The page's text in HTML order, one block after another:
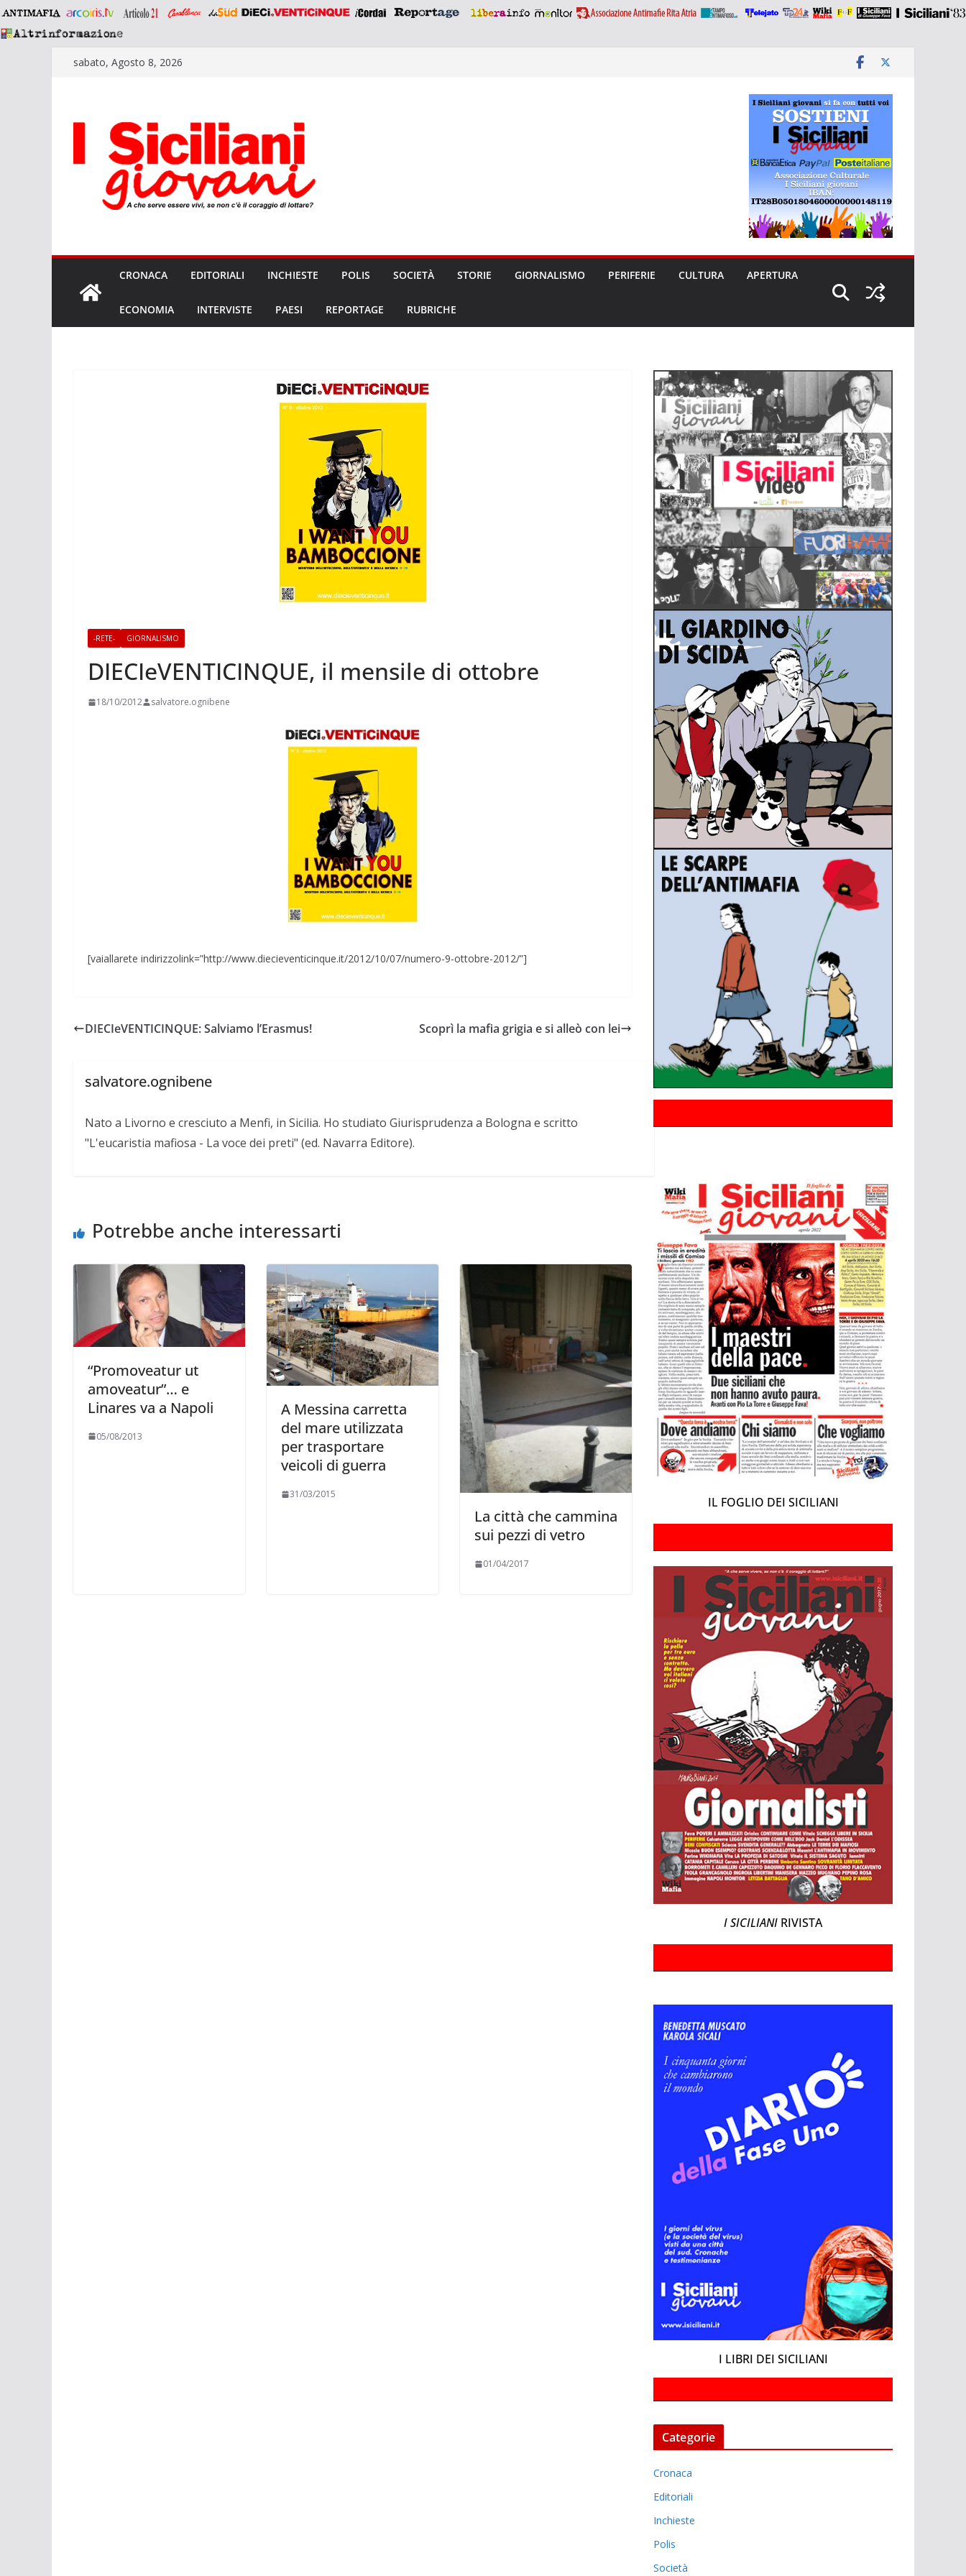
Saltasabato, Agosto 8, 2026
CRONACA EDITORIALI INCHIESTE POLIS SOCIETÀ STORIE GIORNALISMO PERIFERIE CULTURA APERTURA
ECONOMIA INTERVISTE PAESI REPORTAGE RUBRICHE
-RETE- GIORNALISMO
DIECIeVENTICINQUE, il mensile di ottobre
18/10/2012 salvatore.ognibene
[vaiallarete indirizzolink=”http://www.diecieventicinque.it/2012/10/07/numero-9-ottobre-2012/”]
DIECIeVENTICINQUE: Salviamo l’Erasmus! Scoprì la mafia grigia e si alleò con lei
salvatore.ognibene
Nato a Livorno e cresciuto a Menfi, in Sicilia. Ho studiato Giurisprudenza a Bologna e scritto
"L'eucaristia mafiosa - La voce dei preti" (ed. Navarra Editore).
Potrebbe anche interessarti
“Promoveatur ut
amoveatur”… e
Linares va a Napoli
05/08/2013
A Messina carretta
del mare utilizzata
per trasportare
veicoli di guerra
31/03/2015
La città che cammina
sui pezzi di vetro
01/04/2017
IL FOGLIO DEI SICILIANI
I SICILIANI RIVISTA
I LIBRI DEI SICILIANI
Categorie
Cronaca
Editoriali
Inchieste
Polis
Società